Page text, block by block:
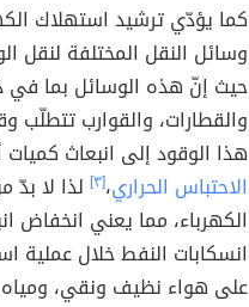
كما يؤدّي ترشيد استهلاك
وسائل النقل المختلفة لنقل
حيث إنّ هذه الوسائل بما في
والقطارات، والقوارب تتطلّب
هذا الوقود إلى انبعاث
الاحتباس الحراري،[٣]
لذا لا
الكهرباء، مما يعني انخفاض
انسكابات النفط خلال عملية
على هواء نظيف ونقي،